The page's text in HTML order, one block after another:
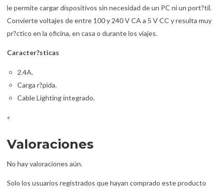
le permite cargar dispositivos sin necesidad de un PC ni un port?til.
Convierte voltajes de entre 100 y 240 V CA a 5 V CC y resulta muy
pr?ctico en la oficina, en casa o durante los viajes.
Caracter?sticas
2.4A.
Carga r?pida.
Cable Lighting integrado.
«
Valoraciones
No hay valoraciones aún.
Solo los usuarios registrados que hayan comprado este producto